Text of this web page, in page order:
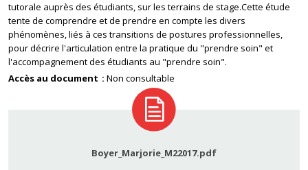
tutorale auprès des étudiants, sur les terrains de stage.Cette étude
tente de comprendre et de prendre en compte les divers
phénomènes, liés à ces transitions de postures professionnelles,
pour décrire l'articulation entre la pratique du "prendre soin" et
l'accompagnement des étudiants au "prendre soin".
Accès au document
Non consultable
Boyer_Marjorie_M22017.pdf